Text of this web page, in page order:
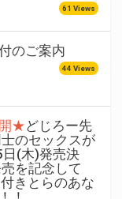
61 Views
のご案内
44 Views
★どじろー先
のセックスが
(木)発売決
を記念して
きとらのあな